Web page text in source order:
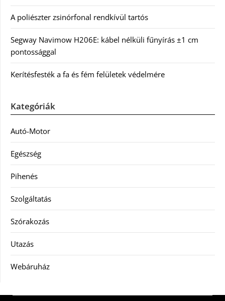
A poliészter zsinórfonal rendkívül tartós
Segway Navimow H206E: kábel nélküli fűnyírás ±1 cm
pontossággal
Kerítésfesték a fa és fém felületek védelmére
Kategóriák
Autó-Motor
Egészség
Pihenés
Szolgáltatás
Szórakozás
Utazás
Webáruház